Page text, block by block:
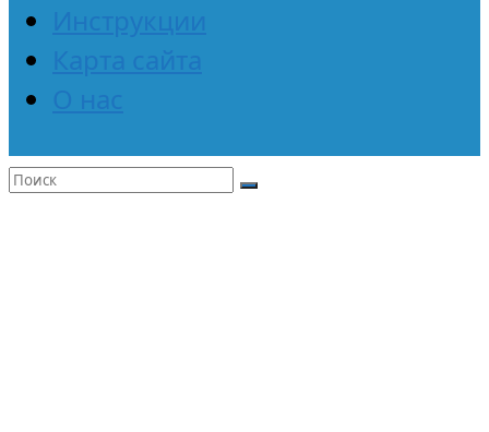
Инструкции
Карта сайта
О нас